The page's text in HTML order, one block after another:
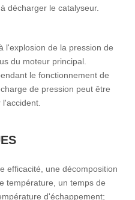
décharger le catalyseur.
l'explosion de la pression de
du moteur principal.
le fonctionnement de
de pression peut être
l'accident.
efficacité, une décomposition
température, un temps de
d'échappement;